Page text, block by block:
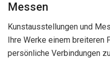
Messen
Kunstausstellungen und
Ihre Werke einem breiteren
persönliche Verbindungen